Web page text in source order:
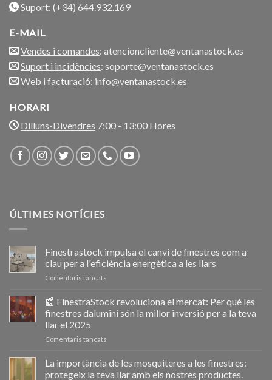
Suport: (+34) 644.932.169
E-MAIL
Vendes i comandes: atencioncliente@ventanastock.es
Suport i incidències: soporte@ventanastock.es
Web i facturació: info@ventanastock.es
HORARI
Dilluns-Divendres 7:00 - 13:00 Hores
ÚLTIMES NOTÍCIES
Finestrastock impulsa el canvi de finestres com a
clau per a l'eficiència energètica a les llars
Comentaris tancats
impulsa
el
cambio
clave
para
📰 FinestraStock revoluciona el mercat: Per què les
finestres dalumini són la millor inversió per a la teva
llar el 2025
Comentaris tancats
VentanaStock
revoluciona
La importància de les mosquiteres a les finestres:
protegeix la teva llar amb els nostres productes.